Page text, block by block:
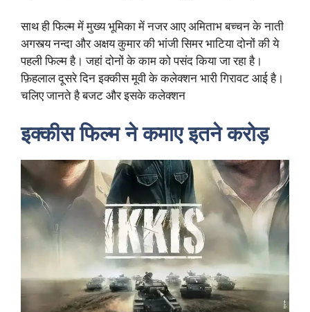
साथ ही फिल्म में मुख्य भूमिका में नजर आए अमिताभ बच्चन के नाती
अगस्त्य नन्दा और अक्षय कुमार की भांजी सिमर भाटिया दोनों की ये
पहली फिल्म है। जहां दोनों के काम को पसंद किया जा रहा है।
फ़िहलाल दूसरे दिन इक्कीस मूवी के कलेक्शन भारी गिरावट आई है।
चलिए जानते है बजट और इसके कलेक्शन
इक्कीस फिल्म ने कमाए इतने करोड़